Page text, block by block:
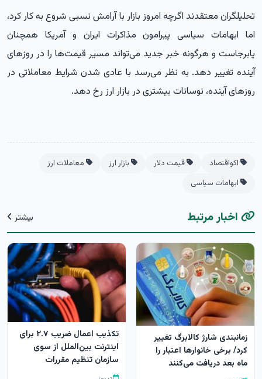
تحلیلگران معتقدند اگرچه امروز بازار با آرامش نسبی شروع به کار کرد،
اما ابهامات سیاسی پیرامون مذاکرات ایران و آمریکا همچنان
پابرجاست و هرگونه خبر جدید می‌تواند مسیر قیمت‌ها را در روزهای
آینده تغییر دهد. به نظر می‌رسد با عادی شدن شرایط معاملاتی در
روزهای آینده، نوسانات بیشتری در بازار ارز رخ دهد.
اکواقتصاد قیمت دلار بازار ارز
معاملات ارز
ابهامات سیاسی
اخبار مرتبط بیشتر
زمانبندی شارژ کالابرگ تغییر
کرد/ برخی خانوارها اعتبار را
ماه بعد دریافت می‌کنند
تکذیب اعمال ضریب ۲.۷ برای
اینترنت بین‌الملل از سوی
سازمان تنظیم مقررات